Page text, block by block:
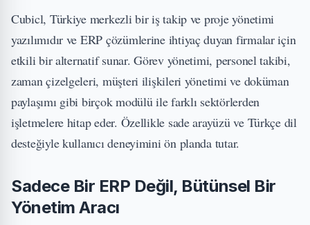
Cubicl, Türkiye merkezli bir iş takip ve proje yönetimi
yazılımıdır ve ERP çözümlerine ihtiyaç duyan firmalar için
etkili bir alternatif sunar. Görev yönetimi, personel takibi,
zaman çizelgeleri, müşteri ilişkileri yönetimi ve doküman
paylaşımı gibi birçok modülü ile farklı sektörlerden
işletmelere hitap eder. Özellikle sade arayüzü ve Türkçe dil
desteğiyle kullanıcı deneyimini ön planda tutar.
Sadece Bir ERP Değil, Bütünsel Bir
Yönetim Aracı